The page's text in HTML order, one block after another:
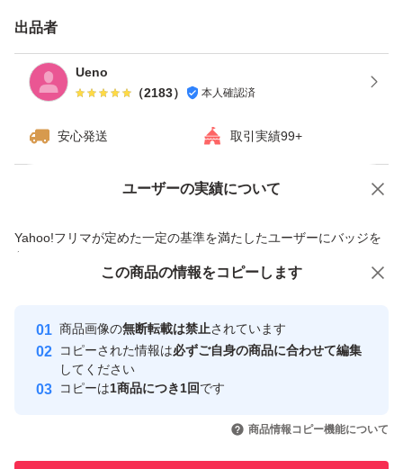
出品者
Ueno
（2183） 本人確認済
安心発送 取引実績99+
ユーザーの実績について
Yahoo!フリマが定めた一定の基準を満たしたユーザーにバッジを
付与しています
安心取引出品者
心・安全なユーザーです
取引実績
引を完了させた実績があります
価格の相談 商品への質問
この商品の情報をコピーします
商品画像の無断転載は禁止されています
コピーされた情報は必ずご自身の商品に合わせて編集
してください
コピーは1商品につき1回です
商品情報コピー機能について
この商品をみている人にオススメ